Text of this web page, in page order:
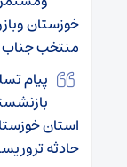
خوزستان
منتخب جناب
پیام
استان
حادثه